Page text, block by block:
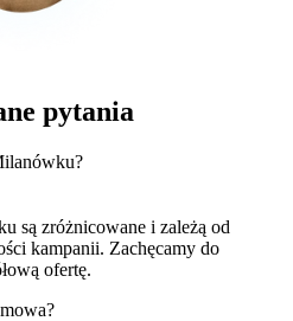
pytania
są zróżnicowane i zależą od
kampanii. Zachęcamy do
ofertę.